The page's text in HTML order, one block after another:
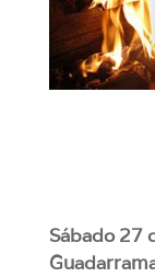
Sábado 27